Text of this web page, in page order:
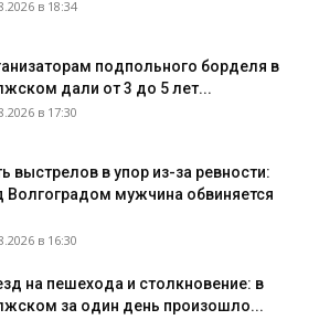
в 18:34
подпольного борделя в
дали от 3 до 5 лет...
в 17:30
выстрелов в упор из-за ревности:
Волгоградом мужчина обвиняется
в 16:30
на пешехода и столкновение: в
за один день произошло...